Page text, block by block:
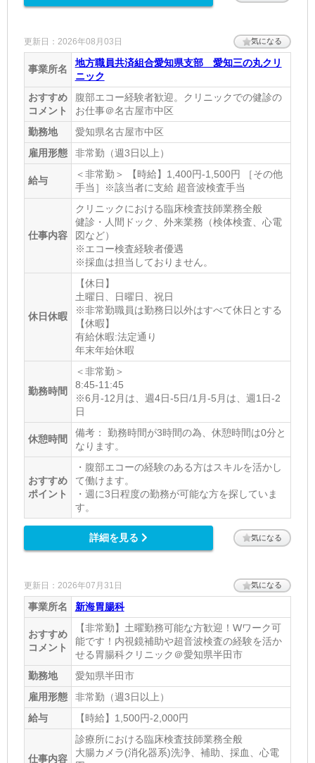
更新日：2026年08月03日 気になる
事業所名
地方職員共済組合愛知県支部 愛知三の丸クリ
ニック
おすすめ
コメント
腹部エコー経験者歓迎。クリニックでの健診の
お仕事＠名古屋市中区
勤務地
愛知県名古屋市中区
雇用形態
非常勤（週3日以上）
給与
＜非常勤＞ 【時給】1,400円-1,500円 ［その他
手当］※該当者に支給 超音波検査手当
仕事内容
クリニックにおける臨床検査技師業務全般
健診・人間ドック、外来業務（検体検査、心電
図など）
※エコー検査経験者優遇
※採血は担当しておりません。
休日休暇
【休日】
土曜日、日曜日、祝日
※非常勤職員は勤務日以外はすべて休日とする
【休暇】
有給休暇:法定通り
年末年始休暇
勤務時間
＜非常勤＞
8:45-11:45
※6月-12月は、週4日-5日/1月-5月は、週1日-2
日
休憩時間
備考： 勤務時間が3時間の為、休憩時間は0分と
なります。
おすすめ
ポイント
・腹部エコーの経験のある方はスキルを活かし
て働けます。
・週に3日程度の勤務が可能な方を探していま
す。
詳細を見る 気になる
更新日：2026年07月31日 気になる
事業所名 新海胃腸科
おすすめ
コメント
【非常勤】土曜勤務可能な方歓迎！Wワーク可
能です！内視鏡補助や超音波検査の経験を活か
せる胃腸科クリニック＠愛知県半田市
勤務地
愛知県半田市
雇用形態
非常勤（週3日以上）
給与
【時給】1,500円-2,000円
仕事内容
診療所における臨床検査技師業務全般
大腸カメラ(消化器系)洗浄、補助、採血、心電